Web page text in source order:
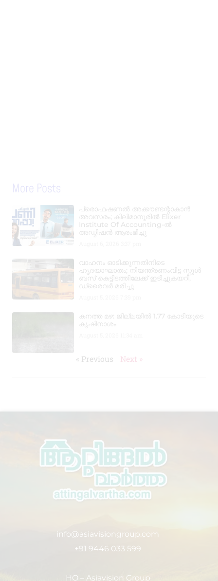
More Posts
പ്രൊഫഷണൽ അക്കൗണ്ടന്റാകാൻ
അവസരം; കിലിമാനൂരിൽ Elixer
Institute Of Accounting-ൽ
അഡ്മിഷൻ ആരംഭിച്ചു
വാഹനം ഓടിക്കുന്നതിനിടെ
ഹൃദയാഘാതം; നിയന്ത്രണംവിട്ട സ്കൂൾ
ബസ് കെട്ടിടത്തിലേക്ക് ഇടിച്ചുകയറി,
ഡ്രൈവർ മരിച്ചു
കനത്ത മഴ: ജില്ലയിൽ 1.77 കോടിയുടെ
കൃഷിനാശം
« Previous Next »
info@asiavisiongroup.com
+91 9446 033 599
HO – Asiavision Group